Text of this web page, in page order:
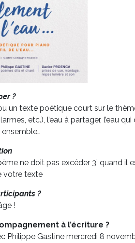
?
un texte poétique court sur le
etc.), l’eau à partager, l’eau
ne doit pas excéder 3’ quand il
votre texte
?
!
à l’écriture ?
Philippe Gastine mercredi 8